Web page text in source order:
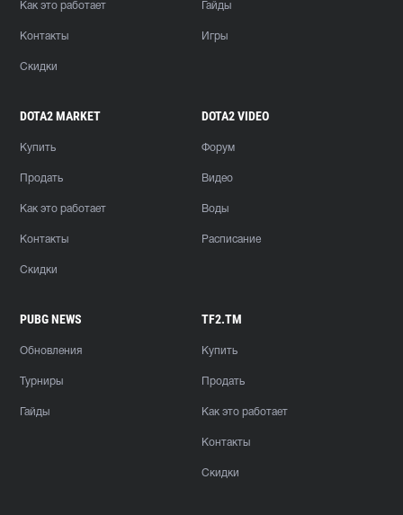
Как это работает
Контакты
Скидки
Гайды
Игры
DOTA2 MARKET
Купить
Продать
Как это работает
Контакты
Скидки
DOTA2 VIDEO
Форум
Видео
Воды
Расписание
PUBG NEWS
Обновления
Турниры
Гайды
TF2.TM
Купить
Продать
Как это работает
Контакты
Скидки